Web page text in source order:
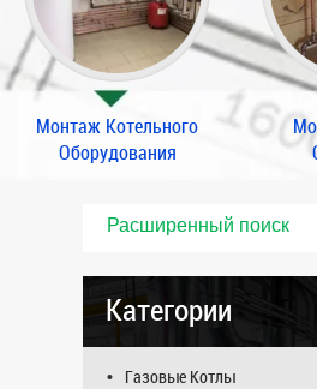
Монтаж Котельного
Оборудования
Расширенный поиск
Категории
Газовые Котлы